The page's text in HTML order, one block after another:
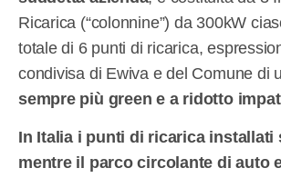
Ricarica (“colonnine”) da 300kW
totale di 6 punti di ricarica,
condivisa di Ewiva e del Comune di
sempre più green e a ridotto
In Italia i punti di ricarica installati
mentre il parco circolante di auto